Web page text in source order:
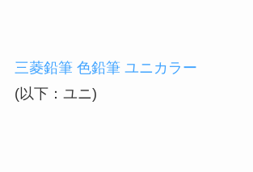
三菱鉛筆 色鉛筆 ユニカラー
(以下：ユニ)